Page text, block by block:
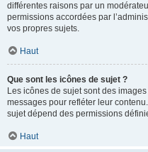
différentes raisons par un
permissions accordées par
vos propres sujets.
Haut
Que sont les icônes de sujet ?
Les icônes de sujet sont des
messages pour refléter leur
sujet dépend des permissions
Haut